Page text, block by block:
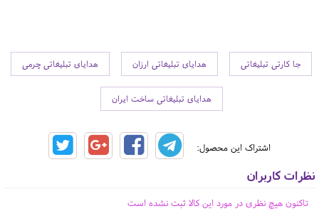
جا کارتی تبلیغاتی هدایای تبلیغاتی ارزان هدایای تبلیغاتی چرمی
هدایای تبلیغاتی ساخت ایران
اشتراک این محصول:
نظرات کاربران
تاکنون هیچ نظری در مورد این کالا ثبت نشده است